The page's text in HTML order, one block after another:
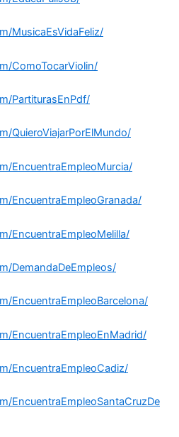
MusicaEsVidaFeliz/
ComoTocarViolin/
PartiturasEnPdf/
QuieroViajarPorElMundo/
EncuentraEmpleoMurcia/
EncuentraEmpleoGranada/
EncuentraEmpleoMelilla/
DemandaDeEmpleos/
EncuentraEmpleoBarcelona/
EncuentraEmpleoEnMadrid/
EncuentraEmpleoCadiz/
EncuentraEmpleoSantaCruzDe